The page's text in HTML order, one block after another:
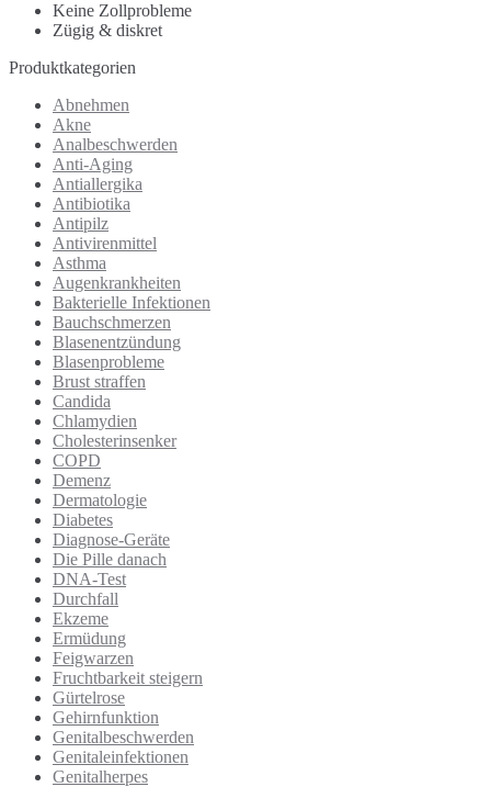
Keine Zollprobleme
Zügig & diskret
Produktkategorien
Abnehmen
Akne
Analbeschwerden
Anti-Aging
Antiallergika
Antibiotika
Antipilz
Antivirenmittel
Asthma
Augenkrankheiten
Bakterielle Infektionen
Bauchschmerzen
Blasenentzündung
Blasenprobleme
Brust straffen
Candida
Chlamydien
Cholesterinsenker
COPD
Demenz
Dermatologie
Diabetes
Diagnose-Geräte
Die Pille danach
DNA-Test
Durchfall
Ekzeme
Ermüdung
Feigwarzen
Fruchtbarkeit steigern
Gürtelrose
Gehirnfunktion
Genitalbeschwerden
Genitaleinfektionen
Genitalherpes